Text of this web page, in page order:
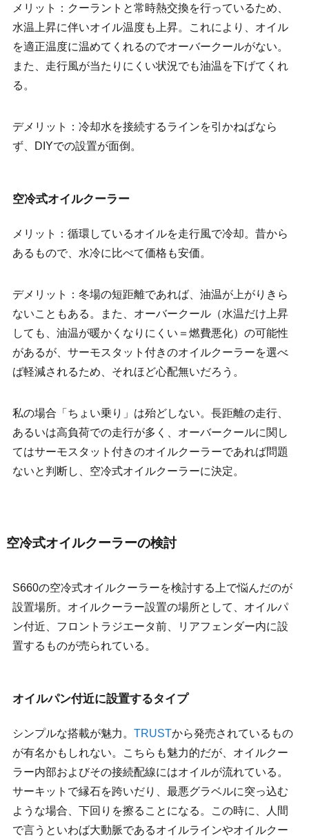
メリット：クーラントと常時熱交換を行っているため、
水温上昇に伴いオイル温度も上昇。これにより、オイル
を適正温度に温めてくれるのでオーバークールがない。
また、走行風が当たりにくい状況でも油温を下げてくれ
る。
デメリット：冷却水を接続するラインを引かねばなら
ず、DIYでの設置が面倒。
空冷式オイルクーラー
メリット：循環しているオイルを走行風で冷却。昔から
あるもので、水冷に比べて価格も安価。
デメリット：冬場の短距離であれば、油温が上がりきら
ないこともある。また、オーバークール（水温だけ上昇
しても、油温が暖かくなりにくい＝燃費悪化）の可能性
があるが、サーモスタット付きのオイルクーラーを選べ
ば軽減されるため、それほど心配無いだろう。
私の場合「ちょい乗り」は殆どしない。長距離の走行、
あるいは高負荷での走行が多く、オーバークールに関し
てはサーモスタット付きのオイルクーラーであれば問題
ないと判断し、空冷式オイルクーラーに決定。
空冷式オイルクーラーの検討
S660の空冷式オイルクーラーを検討する上で悩んだのが
設置場所。オイルクーラー設置の場所として、オイルパ
ン付近、フロントラジエータ前、リアフェンダー内に設
置するものが売られている。
オイルパン付近に設置するタイプ
シンプルな搭載が魅力。 TRUSTから発売されているもの
が有名かもしれない。こちらも魅力的だが、オイルクー
ラー内部およびその接続配線にはオイルが流れている。
サーキットで縁石を跨いだり、最悪グラベルに突っ込む
ような場合、下回りを擦ることになる。この時に、人間
で言うといわば大動脈であるオイルラインやオイルクー